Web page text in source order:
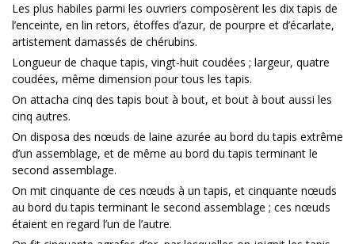
Les plus habiles parmi les ouvriers composèrent les dix tapis de
l’enceinte, en lin retors, étoffes d’azur, de pourpre et d’écarlate,
artistement damassés de chérubins.
Longueur de chaque tapis, vingt-huit coudées ; largeur, quatre
coudées, même dimension pour tous les tapis.
On attacha cinq des tapis bout à bout, et bout à bout aussi les
cinq autres.
On disposa des nœuds de laine azurée au bord du tapis extrême
d’un assemblage, et de même au bord du tapis terminant le
second assemblage.
On mit cinquante de ces nœuds à un tapis, et cinquante nœuds
au bord du tapis terminant le second assemblage ; ces nœuds
étaient en regard l’un de l’autre.